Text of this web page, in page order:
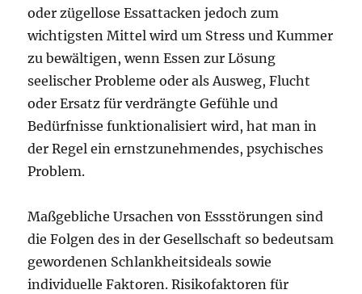
oder zügellose Essattacken jedoch zum
wichtigsten Mittel wird um Stress und Kummer
zu bewältigen, wenn Essen zur Lösung
seelischer Probleme oder als Ausweg, Flucht
oder Ersatz für verdrängte Gefühle und
Bedürfnisse funktionalisiert wird, hat man in
der Regel ein ernstzunehmendes, psychisches
Problem.
Maßgebliche Ursachen von Essstörungen sind
die Folgen des in der Gesellschaft so bedeutsam
gewordenen Schlankheitsideals sowie
individuelle Faktoren. Risikofaktoren für